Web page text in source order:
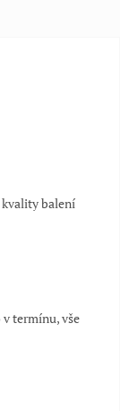
balení
termínu, vše